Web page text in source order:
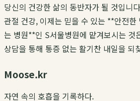
당신의 건강한 삶의 동반자가 될 것입니
관절 건강, 이제는 믿을 수 있는 **안전
는 병원**인 S서울병원에 맡겨보시는 것
상담을 통해 통증 없는 활기찬 내일을 되
Moose.kr
자연 속의 호흡을 기록하다.